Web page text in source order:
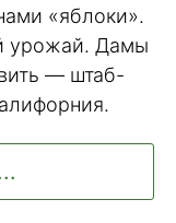
«яблоки».
урожай. Дамы
— штаб-